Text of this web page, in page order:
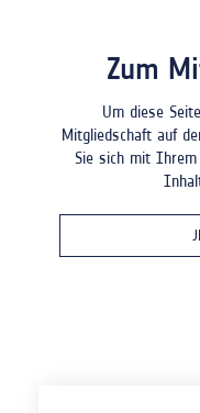
Zum
Um diese
Mitgliedschaft auf
Sie sich mit Ihrem